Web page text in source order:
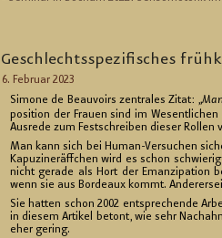
Ge­schlechts­spe­zi­fi­sches
6. Fe­bru­ar 2023
Si­mo­ne de Be­au­voirs zen­tra­les Zitat: „
po­si­ti­on der Frau­en sind im
Aus­re­de zum Fest­schrei­ben die­ser Rol­len
Man kann sich bei Hu­man-Ver­su­chen
Ka­pu­zi­neräff­chen wird es schon
nicht ge­ra­de als Hort der Eman­zi­pa­ti­on
wenn sie aus Bor­deaux kommt.
Sie hat­ten schon 2002 ent­spre­chen­de
in die­sem Ar­ti­kel be­tont, wie sehr
eher ge­ring.